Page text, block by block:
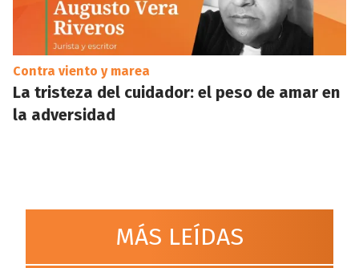
Contra viento y marea
La tristeza del cuidador: el peso de amar en
la adversidad
MÁS LEÍDAS